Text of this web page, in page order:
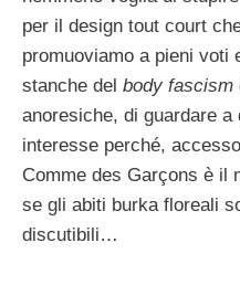
per il design tout court
promuoviamo a pieni voti
stanche del body fascism
anoresiche, di guardare
interesse perché,
Comme des Garçons è il
se gli abiti burka floreali
discutibili…